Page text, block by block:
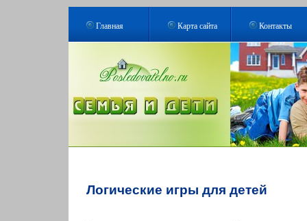
Главная Карта сайта Контакты
Логические игры для детей